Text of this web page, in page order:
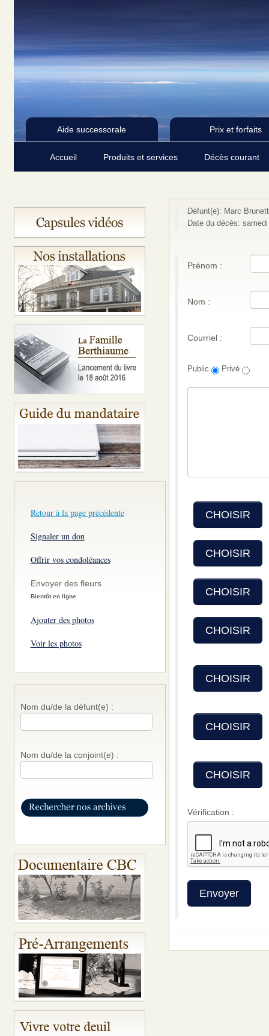
Aide successorale Prix et forfaits
Accueil Produits et services Décès courant
Retour à la page précédente
Signaler un don
Offrir vos condoléances
Envoyer des fleurs
Bientôt en ligne
Ajouter des photos
Voir les photos
Nom du/de la défunt(e) :
Nom du/de la conjoint(e) :
Défunt(e): Marc
Date du décès:
Prénom :
Nom :
Courriel :
Public Privé
CHOISIR
CHOISIR
CHOISIR
CHOISIR
CHOISIR
CHOISIR
CHOISIR
Vérification :